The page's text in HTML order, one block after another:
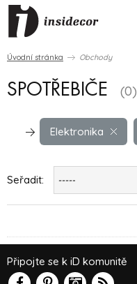
Úvodní stránka Obchody
SPOTŘEBIČE (0)
Elektronika
Seřadit: -----
Připojte se k iD komunitě